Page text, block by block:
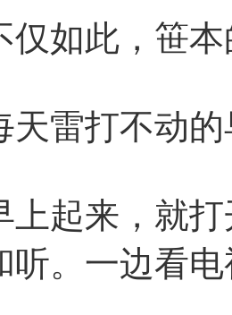
此，笹本
打不动的
来，就打
听。一边看